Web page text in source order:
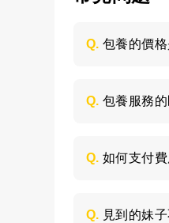
Q. 包養的價格
Q. 包養服務
Q. 如何支付費
Q. 見到的妹